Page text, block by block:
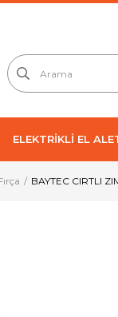
ELEKTRİKLİ EL
BAYTEC CIRTLI